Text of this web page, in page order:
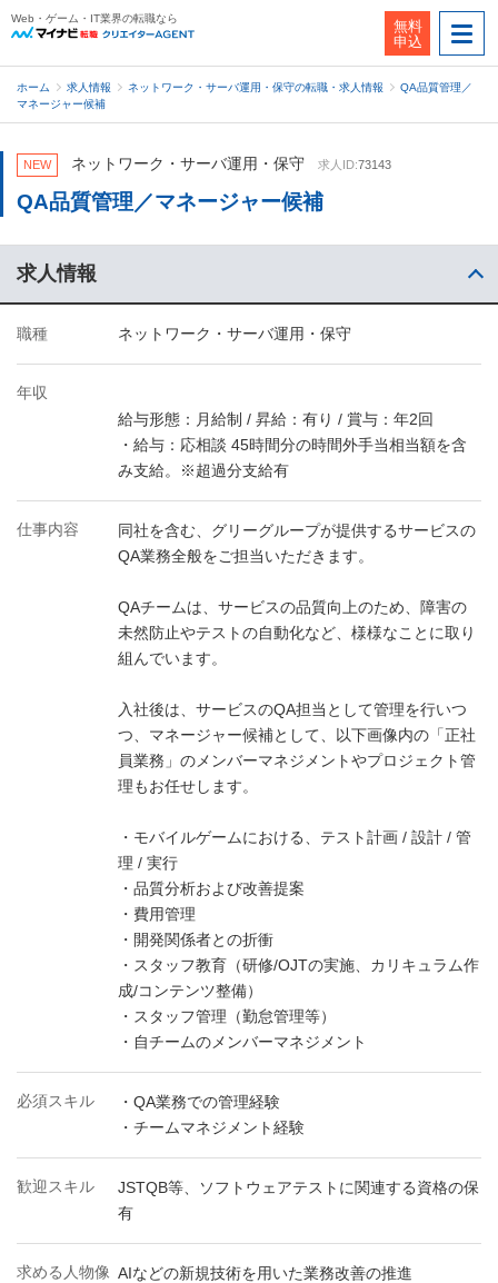
Web・ゲーム・IT業界の転職なら
無料
申込
ホーム 求人情報 ネットワーク・サーバ運用・保守の転職・求人情報
QA品質管理／
マネージャー候補
NEW ネットワーク・サーバ運用・保守 求人ID:73143
QA品質管理／マネージャー候補
求人情報
職種 ネットワーク・サーバ運用・保守
年収
給与形態：月給制 / 昇給：有り / 賞与：年2回
・給与：応相談 45時間分の時間外手当相当額を含
み支給。※超過分支給有
仕事内容
同社を含む、グリーグループが提供するサービスの
QA業務全般をご担当いただきます。
QAチームは、サービスの品質向上のため、障害の
未然防止やテストの自動化など、様様なことに取り
組んでいます。
入社後は、サービスのQA担当として管理を行いつ
つ、マネージャー候補として、以下画像内の「正社
員業務」のメンバーマネジメントやプロジェクト管
理もお任せします。
・モバイルゲームにおける、テスト計画 / 設計 / 管
理 / 実行
・品質分析および改善提案
・費用管理
・開発関係者との折衝
・スタッフ教育（研修/OJTの実施、カリキュラム作
成/コンテンツ整備）
・スタッフ管理（勤怠管理等）
・自チームのメンバーマネジメント
必須スキル
・QA業務での管理経験
・チームマネジメント経験
歓迎スキル
JSTQB等、ソフトウェアテストに関連する資格の保
有
求める人物像 AIなどの新規技術を用いた業務改善の推進